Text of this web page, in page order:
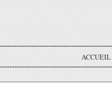
ACCUEIL